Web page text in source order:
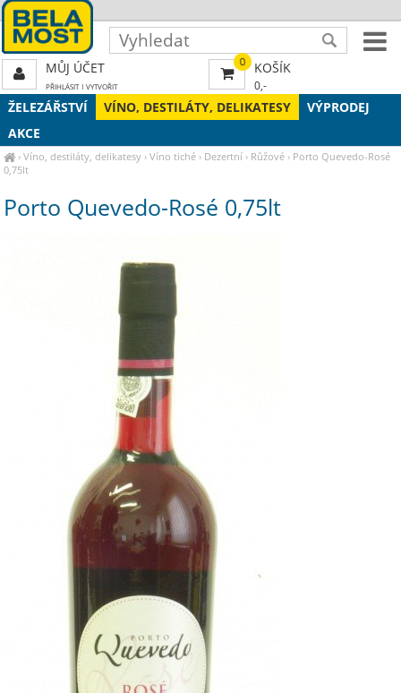
ŽELEZÁŘSTVÍ VÍNO, DESTILÁTY, DELIKATESY
VÝPRODEJ
AKCE
›Víno, destiláty, delikatesy ›Víno tiché › Dezertní › Růžové › Porto Quevedo-Rosé
0,75lt
Porto Quevedo-Rosé 0,75lt
0 KOŠÍK
0,-
MŮJ ÚČET
PŘIHLÁSIT| VYTVOŘIT